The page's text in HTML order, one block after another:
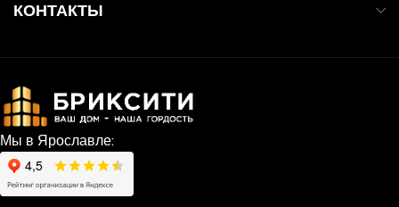
КОНТАКТЫ
Мы в Ярославле: